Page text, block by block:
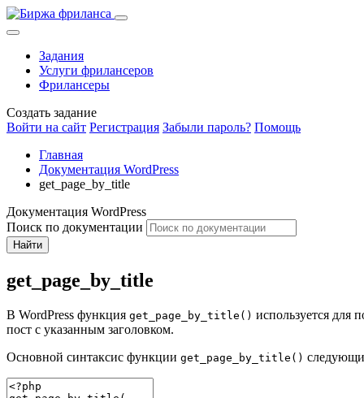
Задания
Услуги фрилансеров
Фрилансеры
Создать задание
Войти на сайт Регистрация Забыли пароль? Помощь
Главная
Документация WordPress
get_page_by_title
Документация WordPress
Поиск по документации
Найти
get_page_by_title
В WordPress функция get_page_by_title() используется для
пост с указанным заголовком.
Основной синтаксис функции get_page_by_title()